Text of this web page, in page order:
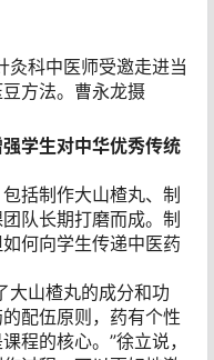
科中医师受邀走进当
方法。曹永龙摄
学生对中华优秀传统
括制作大山楂丸、制
队长期打磨而成。制
何向学生传递中医药
大山楂丸的成分和功
配伍原则，药有个性
程的核心。”徐立说，